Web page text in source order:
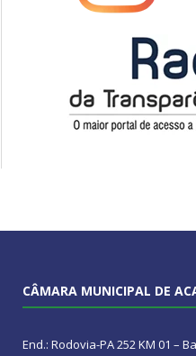
CÂMARA MUNICIPAL DE
End.: Rodovia-PA 252 KM 01 –